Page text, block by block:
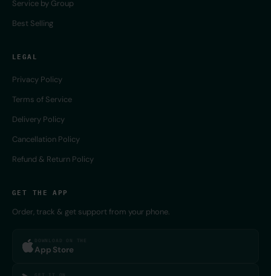
Service by Group
Best Selling
LEGAL
Privacy Policy
Terms of Service
Delivery Policy
Cancellation Policy
Refund & Return Policy
GET THE APP
Order, track & get support from your phone.
DOWNLOAD ON THE
App Store